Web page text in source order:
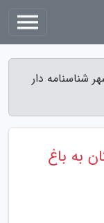
شناسنامه دار
به باغ